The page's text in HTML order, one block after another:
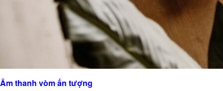
Âm thanh vòm ấn tượng